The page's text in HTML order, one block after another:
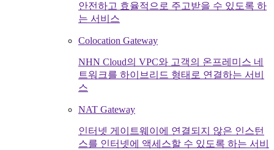
안전하고 효율적으로 주고받을 수 있도록 하
는 서비스
Colocation Gateway
NHN Cloud의 VPC와 고객의 온프레미스 네
트워크를 하이브리드 형태로 연결하는 서비
스
NAT Gateway
인터넷 게이트웨이에 연결되지 않은 인스턴
스를 인터넷에 액세스할 수 있도록 하는 서비